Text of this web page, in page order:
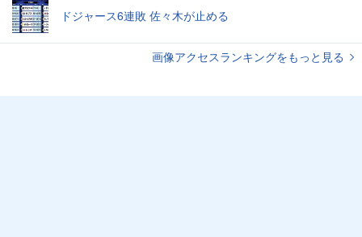
ドジャース6連敗 佐々木が止める
画像アクセスランキングをもっと見る